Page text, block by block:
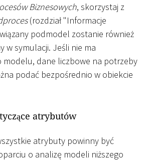
Biznesowych, skorzystaj z
(rozdział "Informacje
podmodel zostanie również
w symulacji. Jeśli nie ma
modelu, dane liczbowe na potrzeby
podać bezpośrednio w obiekcie
atrybutów
atrybuty powinny być
o analizę modeli niższego